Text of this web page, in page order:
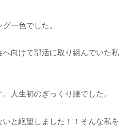
一色でした。
向けて部活に取り組んでいた私
人生初のぎっくり腰でした。
いと絶望しました！！そんな私を